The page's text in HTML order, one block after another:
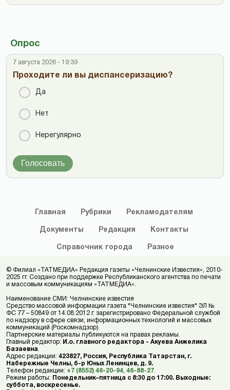
Опрос
7 августа 2026 - 19:39
Проходите ли вы диспансеризацию?
Да
Нет
Нерегулярно
Голосовать
Главная Рубрики Рекламодателям
Документы Редакция Контакты
Справочник города Разное
© Филиал «ТАТМЕДИА» Редакция газеты «Челнинские Известия», 2010-
2025 гг. Создано при поддержке Республиканского агентства по печати
и массовым коммуникациям «ТАТМЕДИА».
Наименование СМИ: Челнинские известия
Средство массовой информации газета "Челнинские известия" ЭЛ №
ФС 77 – 50849 от 14.08.2012 г. зарегистрировано Федеральной службой
по надзору в сфере связи, информационных технологий и массовых
коммуникаций (Роскомнадзор)
Партнерские материалы публикуются на правах рекламы.
Главный редактор: И.о. главного редактора - Акуева Анжелика
Базаевна
Адрес редакции: 423827, Россия, Республика Татарстан, г.
Набережные Челны, б-р Юных Ленинцев, д. 9.
Телефон редакции: +7 (8552) 46-20-94 46-88-27
Режим работы: Понедельник–пятница с 8:30 до 17:00. Выходные:
суббота, воскресенье.